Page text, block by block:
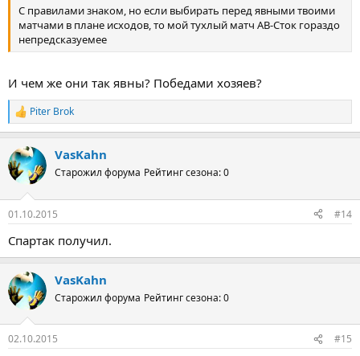
С правилами знаком, но если выбирать перед явными твоими
матчами в плане исходов, то мой тухлый матч АВ-Сток гораздо
непредсказуемее
И чем же они так явны? Победами хозяев?
Р
е
к
ц
и
Piter Brok
VasKahn
Старожил форума Рейтинг сезона: 0
01.10.2015 #14
Спартак получил.
VasKahn
Старожил форума Рейтинг сезона: 0
02.10.2015 #15